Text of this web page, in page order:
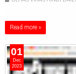
Read more »
01
Dec
2023